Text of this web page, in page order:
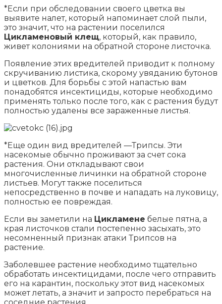
*Если при обследовании своего цветка вы
выявите налет, который напоминает слой пыли,
это значит, что на растении поселился
Цикламеновый клещ, который, как правило,
живет колониями на обратной стороне листочка.
Появление этих вредителей приводит к полному
скручиванию листика, скорому увяданию бутонов
и цветков. Для борьбы с этой напастью вам
понадобятся инсектициды, которые необходимо
применять только после того, как с растения будут
полностью удалены все зараженные листья.
*Еще один вид вредителей —Трипсы. Эти
насекомые обычно проживают за счет сока
растения. Они откладывают свои
многочисленные личинки на обратной стороне
листьев. Могут также поселиться
непосредственно в почве и нападать на луковицу,
полностью ее повреждая.
Если вы заметили на Цикламене белые пятна, а
края листочков стали постепенно засыхать, это
несомненный признак атаки Трипсов на
растение.
Заболевшее растение необходимо тщательно
обработать инсектицидами, после чего отправить
его на карантин, поскольку этот вид насекомых
может летать, а значит и запросто перебраться на